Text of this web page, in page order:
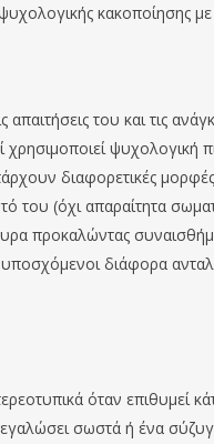
κακοποίησης
απαιτήσεις του και τις
ψυχολογική
διαφορετικές
του (όχι απαραίτητα
προκαλώντας
διάφορα
όταν επιθυμεί
σωστά ή ένα